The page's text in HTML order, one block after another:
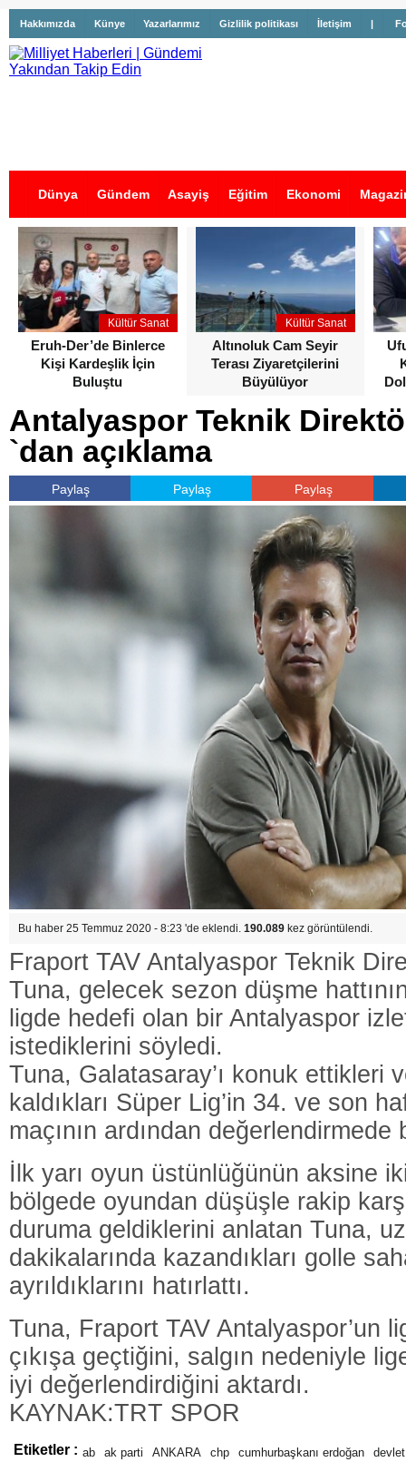
Hakkımızda Künye Yazarlarımız Gizlilik politikası İletişim |
Dünya Gündem Asayiş Eğitim Ekonomi
İş İlanları
Kültür Sanat
Eruh-Der’de Binlerce
Kişi Kardeşlik İçin
Buluştu
Kültür Sanat
Altınoluk Cam Seyir
Terası Ziyaretçilerini
Büyülüyor
Antalyaspor Teknik
`dan açıklama
Paylaş Paylaş Paylaş
Bu haber 25 Temmuz 2020 - 8:23 'de eklendi. 190.089 kez görüntülendi.
Fraport TAV Antalyaspor Teknik
Tuna, gelecek sezon düşme
ligde hedefi olan bir Antalyaspor
istediklerini söyledi.
Tuna, Galatasaray’ı konuk ettikleri
kaldıkları Süper Lig’in 34. ve son
maçının ardından değerlendirmede
İlk yarı oyun üstünlüğünün aksine
bölgede oyundan düşüşle rakip
duruma geldiklerini anlatan Tuna,
dakikalarında kazandıkları golle
ayrıldıklarını hatırlattı.
Tuna, Fraport TAV Antalyaspor’un
çıkışa geçtiğini, salgın nedeniyle
iyi değerlendirdiğini aktardı.
KAYNAK:TRT SPOR
Etiketler : ab ak parti ANKARA chp cumhurbaşkanı erdoğan